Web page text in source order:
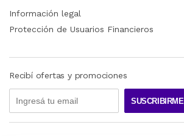
Información legal
Protección de Usuarios Financieros
Recibí ofertas y promociones
SUSCRIBIRME